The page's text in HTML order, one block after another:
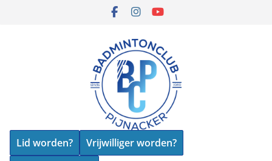
Lid worden?
Vrijwilliger worden?